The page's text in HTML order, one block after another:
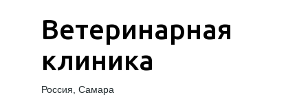
Ветеринарная
клиника
Россия, Самара